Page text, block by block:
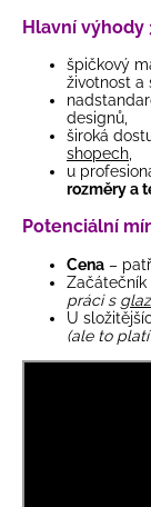
Hlavní výhody
špičkový
životnost a
designů,
široká
shopech
u
rozměry a
Potenciální
Cena –
Začátečník
práci s
U
(ale to